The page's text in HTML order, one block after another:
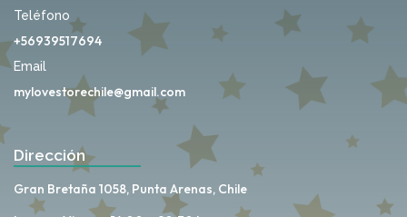
Teléfono
+56939517694
Email
mylovestorechile@gmail.com
Dirección
Gran Bretaña 1058, Punta Arenas, Chile